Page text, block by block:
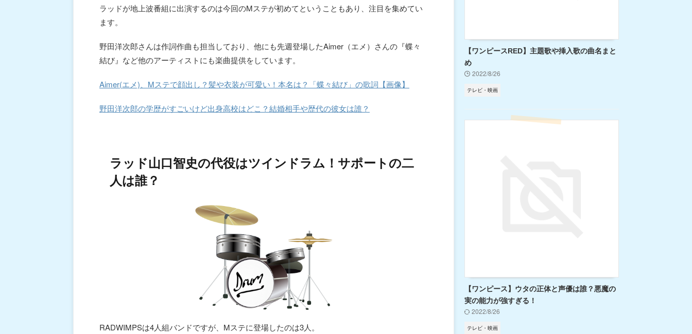
ラッドが地上波番組に出演するのは今回のMステが初めてということもあり、注目を集めてい
ます。
野田洋次郎さんは作詞作曲も担当しており、他にも先週登場したAimer（エメ）さんの『蝶々
結び』など他のアーティストにも楽曲提供をしています。
Aimer(エメ)、Mステで顔出し？髪や衣装が可愛い！本名は？「蝶々結び」の歌詞【画像】
野田洋次郎の学歴がすごいけど出身高校はどこ？結婚相手や歴代の彼女は誰？
ラッド山口智史の代役はツインドラム！サポートの二
人は誰？
RADWIMPSは4人組バンドですが、Mステに登場したのは3人。
【ワンピースRED】主題歌や挿入歌の曲名まと
め
2022/8/26
テレビ・映画
【ワンピース】ウタの正体と声優は誰？悪魔の
実の能力が強すぎる！
2022/8/26
テレビ・映画